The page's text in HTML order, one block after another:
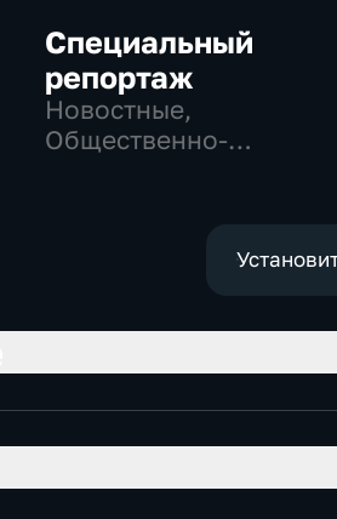
Специальный
репортаж
Новостные,
Общественно-